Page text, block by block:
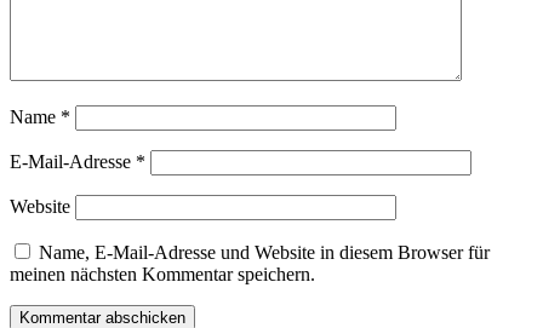
Name *
E-Mail-Adresse *
Website
Name, E-Mail-Adresse und Website in diesem Browser für
meinen nächsten Kommentar speichern.